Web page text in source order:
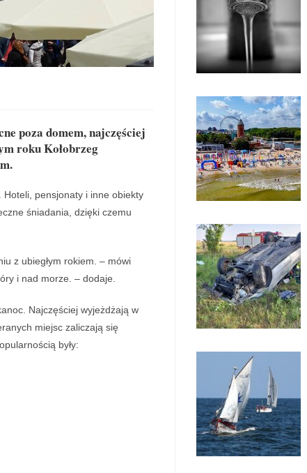
poza domem, najczęściej
roku Kołobrzeg
pensjonaty i inne obiekty
śniadania, dzięki czemu
z ubiegłym rokiem. – mówi
i nad morze. – dodaje.
Najczęściej wyjeżdżają w
miejsc zaliczają się
były: